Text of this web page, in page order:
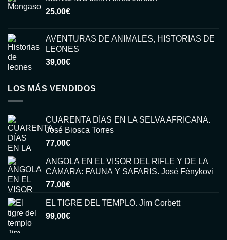
25,00€
AVENTURAS DE ANIMALES, HISTORIAS DE
LEONES
39,00€
LOS MÁS VENDIDOS
CUARENTA DÍAS EN LA SELVA AFRICANA.
José Biosca Torres
77,00€
ANGOLA EN EL VISOR DEL RIFLE Y DE LA
CÁMARA: FAUNA Y SAFARIS. José Fénykovi
77,00€
EL TIGRE DEL TEMPLO. Jim Corbett
99,00€